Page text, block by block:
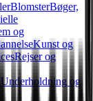
BlomsterBøger,
og
Kunst og
Rejser og
Underholdning og